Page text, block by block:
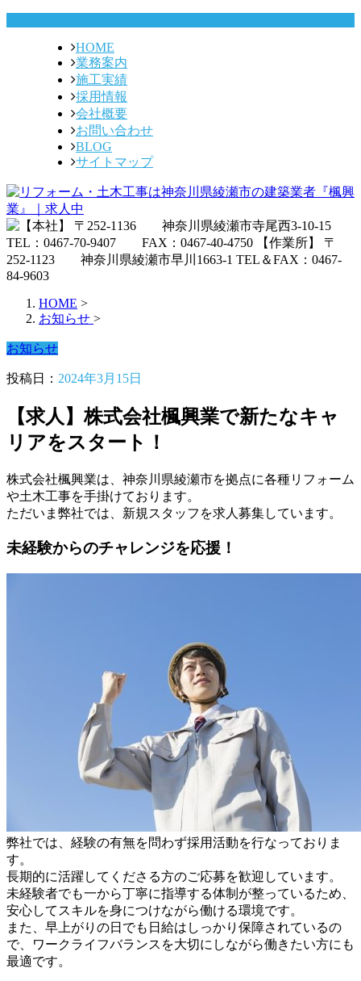
HOME
業務案内
施工実績
採用情報
会社概要
お問い合わせ
BLOG
サイトマップ
HOME >
お知らせ >
お知らせ
投稿日： 2024年3月15日
【求人】株式会社楓興業で新たなキャ
リアをスタート！
株式会社楓興業は、神奈川県綾瀬市を拠点に各種リフォーム
や土木工事を手掛けております。
ただいま弊社では、新規スタッフを求人募集しています。
未経験からのチャレンジを応援！
弊社では、経験の有無を問わず採用活動を行なっておりま
す。
長期的に活躍してくださる方のご応募を歓迎しています。
未経験者でも一から丁寧に指導する体制が整っているため、
安心してスキルを身につけながら働ける環境です。
また、早上がりの日でも日給はしっかり保障されているの
で、ワークライフバランスを大切にしながら働きたい方にも
最適です。